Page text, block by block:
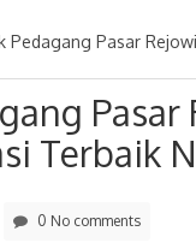
Pedagang Pasar
Terbaik
0 No comments